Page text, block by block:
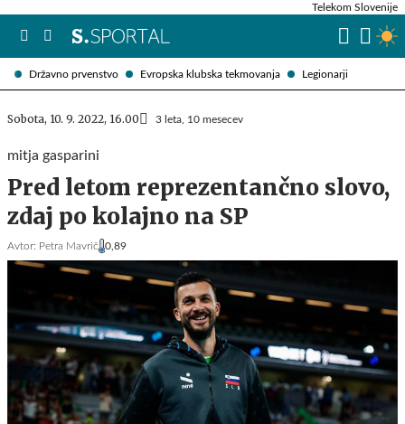
Državno prvenstvo Evropska klubska tekmovanja Legionarji
Telekom Slovenije
Sobota, 10. 9. 2022, 16.00 3 leta, 10 mesecev
mitja gasparini
Pred letom reprezentančno slovo,
zdaj po kolajno na SP
Avtor: Petra Mavrič 0,89